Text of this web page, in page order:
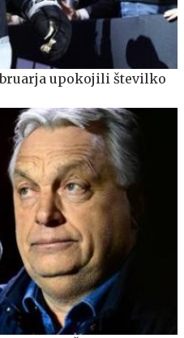
upokojili številko